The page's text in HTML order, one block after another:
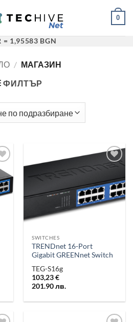
0
= 1,95583 BGN
/ МАГАЗИН
ФИЛТЪР
в
Добави в
SWITCHES
TRENDnet 16-Port
Gigabit GREENnet Switch
TEG-S16g
103,23€
201.90лв.